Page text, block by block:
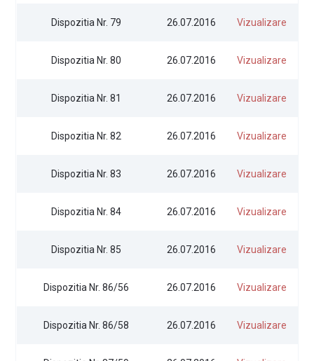
Dispozitia Nr. 79 26.07.2016 Vizualizare
Dispozitia Nr. 80 26.07.2016 Vizualizare
Dispozitia Nr. 81 26.07.2016 Vizualizare
Dispozitia Nr. 82 26.07.2016 Vizualizare
Dispozitia Nr. 83 26.07.2016 Vizualizare
Dispozitia Nr. 84 26.07.2016 Vizualizare
Dispozitia Nr. 85 26.07.2016 Vizualizare
Dispozitia Nr. 86/56 26.07.2016 Vizualizare
Dispozitia Nr. 86/58 26.07.2016 Vizualizare